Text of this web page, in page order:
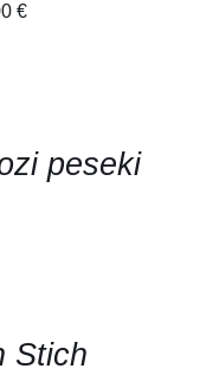
€
peseki
Stich